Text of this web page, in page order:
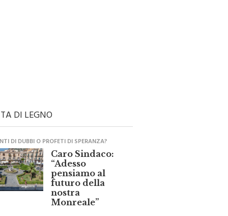
DI LEGNO
DI DUBBI O PROFETI DI SPERANZA?
Caro Sindaco:
“Adesso
pensiamo al
futuro della
nostra
Monreale”